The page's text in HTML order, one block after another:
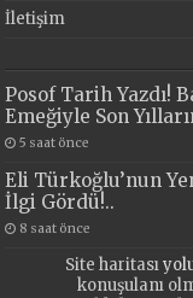
İletişim
Posof Tarih Yazdı!
Emeğiyle Son
5 saat önce
Eli Türkoğlu’nun
İlgi Gördü!..
8 saat önce
Site haritası
konuşulanı